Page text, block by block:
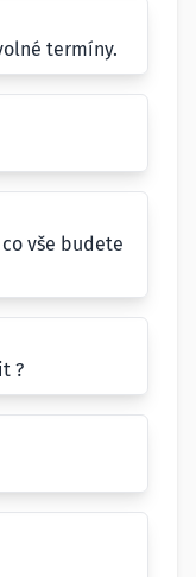
termíny.
vše budete
?